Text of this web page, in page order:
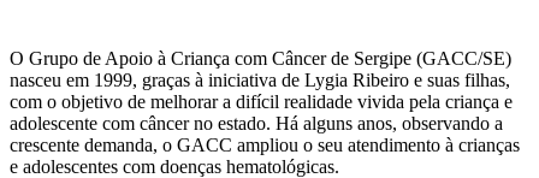
O Grupo de Apoio à Criança com Câncer de Sergipe (GACC/SE)
nasceu em 1999, graças à iniciativa de Lygia Ribeiro e suas filhas,
com o objetivo de melhorar a difícil realidade vivida pela criança e
adolescente com câncer no estado. Há alguns anos, observando a
crescente demanda, o GACC ampliou o seu atendimento à crianças
e adolescentes com doenças hematológicas.